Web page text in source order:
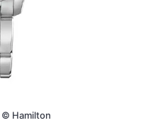
© Hamilton